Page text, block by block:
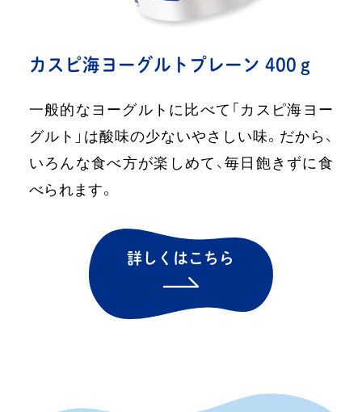
カスピ海ヨーグルト プレーン 400ｇ
一般的なヨーグルトに比べて「カスピ海ヨー
グルト」は酸味の少ないやさしい味。だから、
いろんな食べ方が楽しめて、毎日飽きずに食
べられます。
詳しくはこちら